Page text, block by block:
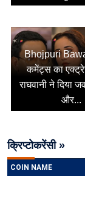
Bhojpuri
कमेंट्स का
राघवानी ने दिया
और...
क्रिप्टोकरेंसी »